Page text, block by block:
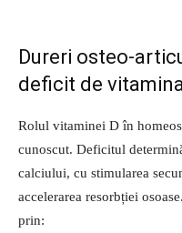
Dureri osteo-
deficit de
Rolul vitaminei D în
cunoscut. Deficitul
calciului, cu stimularea
accelerarea resorbției
prin: